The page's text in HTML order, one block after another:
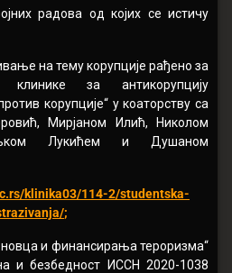
радова од којих се истичу
на тему корупције рађено за
за антикорупцију
корупције“ у коаторству са
Мирјаном Илић, Николом
Лукићем и Душаном
klinika03/114-2/studentska-
;
и финансирања тероризма“
и безбедност ИССН 2020-1038